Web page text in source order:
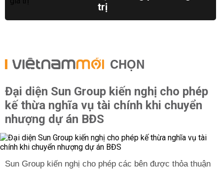
trị
CHỌN
Đại diện Sun Group kiến nghị cho phép
kế thừa nghĩa vụ tài chính khi chuyển
nhượng dự án BĐS
Sun Group kiến nghị cho phép các bên được thỏa thuận